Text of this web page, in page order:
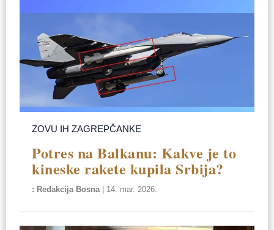
ZOVU IH ZAGREPČANKE
Potres na Balkanu: Kakve je to
kineske rakete kupila Srbija?
Redakcija Bosna| 14. mar. 2026.